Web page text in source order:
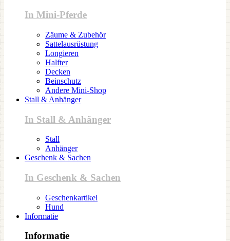
In Mini-Pferde
Zäume & Zubehör
Sattelausrüstung
Longieren
Halfter
Decken
Beinschutz
Andere Mini-Shop
Stall & Anhänger
In Stall & Anhänger
Stall
Anhänger
Geschenk & Sachen
In Geschenk & Sachen
Geschenkartikel
Hund
Informatie
Informatie